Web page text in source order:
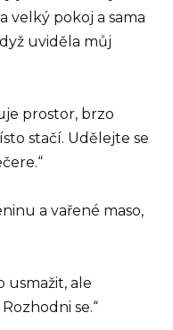
velký pokoj a sama
uviděla můj
prostor, brzo
stačí. Udělejte se
a vařené maso,
usmažit, ale
se.“